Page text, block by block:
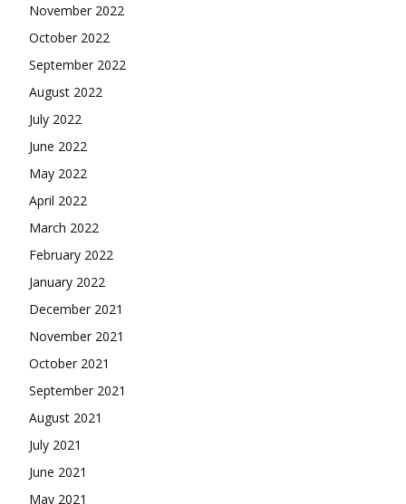
November 2022
October 2022
September 2022
August 2022
July 2022
June 2022
May 2022
April 2022
March 2022
February 2022
January 2022
December 2021
November 2021
October 2021
September 2021
August 2021
July 2021
June 2021
May 2021